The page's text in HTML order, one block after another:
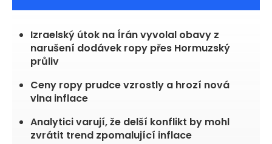
Izraelský útok na Írán vyvolal obavy z
narušení dodávek ropy přes Hormuzský
průliv
Ceny ropy prudce vzrostly a hrozí nová
vlna inflace
Analytici varují, že delší konflikt by mohl
zvrátit trend zpomalující inflace